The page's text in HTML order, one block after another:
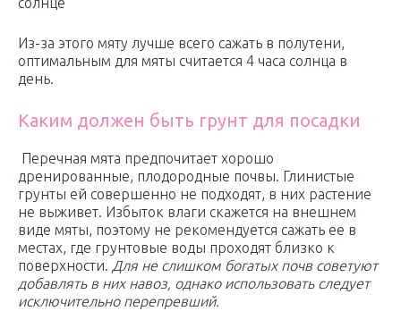
Из-за этого мяту лучше всего сажать в полутени,
оптимальным для мяты считается 4 часа солнца в
день.
Каким должен быть грунт для посадки
Перечная мята предпочитает хорошо
дренированные, плодородные почвы. Глинистые
грунты ей совершенно не подходят, в них растение
не выживет. Избыток влаги скажется на внешнем
виде мяты, поэтому не рекомендуется сажать ее в
местах, где грунтовые воды проходят близко к
поверхности. Для не слишком богатых почв советуют
добавлять в них навоз, однако использовать следует
исключительно перепревший.